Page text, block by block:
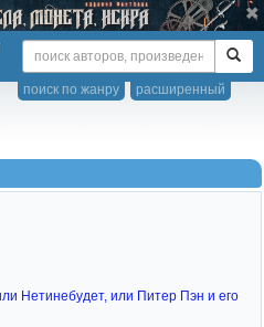
расширенный
поиск по жанру
Нетинебудет, или Питер Пэн и его